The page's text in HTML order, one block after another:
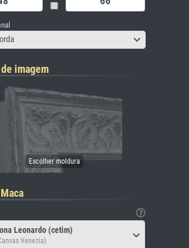
imagem
Leonardo (cetim)
Venezia)